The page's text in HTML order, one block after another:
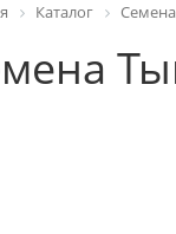
Каталог Семена